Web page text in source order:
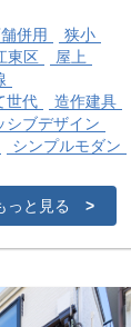
併用
狭小
東区
屋上
世代
造作建具
シブデザイン
シンプルモダン
っと見る>